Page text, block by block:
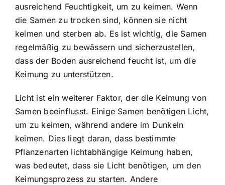
ausreichend Feuchtigkeit, um zu keimen. Wenn
die Samen zu trocken sind, können sie nicht
keimen und sterben ab. Es ist wichtig, die Samen
regelmäßig zu bewässern und sicherzustellen,
dass der Boden ausreichend feucht ist, um die
Keimung zu unterstützen.
Licht ist ein weiterer Faktor, der die Keimung von
Samen beeinflusst. Einige Samen benötigen Licht,
um zu keimen, während andere im Dunkeln
keimen. Dies liegt daran, dass bestimmte
Pflanzenarten lichtabhängige Keimung haben,
was bedeutet, dass sie Licht benötigen, um den
Keimungsprozess zu starten. Andere